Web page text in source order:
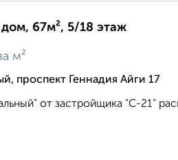
67м², 5/18 этаж
м²
проспект Геннадия Айги 17
от застройщика "С-21"